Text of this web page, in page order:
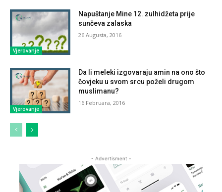
Vjerovanje
Napuštanje Mine 12. zulhidžeta prije
sunčeva zalaska
26 Augusta, 2016
Vjerovanje
Da li meleki izgovaraju amin na ono što
čovjeku u svom srcu poželi drugom
muslimanu?
16 Februara, 2016
- Advertisment -